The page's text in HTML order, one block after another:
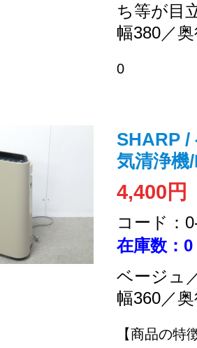
ち等が目
幅380／
0
SHARP /
気清浄機
4,400円
コード：
在庫数：0
ベージュ
幅360／
【商品の特